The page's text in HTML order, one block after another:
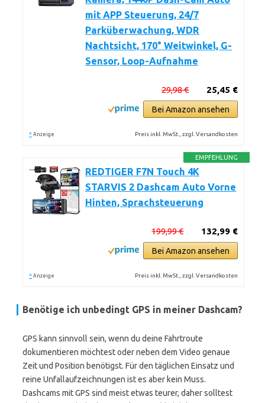
mit APP Steuerung, 24/7
Parküberwachung, WDR
Nachtsicht, 170° Weitwinkel, G-
Sensor, Loop-Aufnahme
25,45 €
29,98 €
Bei Amazon ansehen
* Anzeige Preis inkl. MwSt., zzgl. Versandkosten
EMPFEHLUNG
REDTIGER F7N Touch 4K
STARVIS 2 Dashcam Auto Vorne
Hinten, Sprachsteuerung
132,99 €
199,99 €
Bei Amazon ansehen
* Anzeige Preis inkl. MwSt., zzgl. Versandkosten
Benötige ich unbedingt GPS in meiner Dashcam?
GPS kann sinnvoll sein, wenn du deine Fahrtroute
dokumentieren möchtest oder neben dem Video genaue
Zeit und Position benötigst. Für den täglichen Einsatz und
reine Unfallaufzeichnungen ist es aber kein Muss.
Dashcams mit GPS sind meist etwas teurer, daher solltest